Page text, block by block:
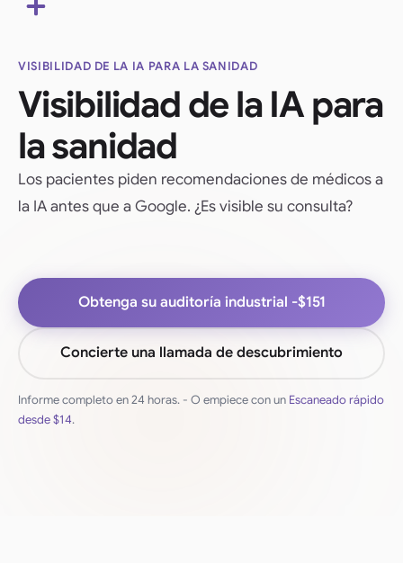
VISIBILIDAD DE LA IA PARA LA SANIDAD
Visibilidad de la IA para
la sanidad
Los pacientes piden recomendaciones de médicos a
la IA antes que a Google. ¿Es visible su consulta?
Obtenga su auditoría industrial -$151
Concierte una llamada de descubrimiento
Informe completo en 24 horas. - O empiece con un Escaneado rápido
desde$14.